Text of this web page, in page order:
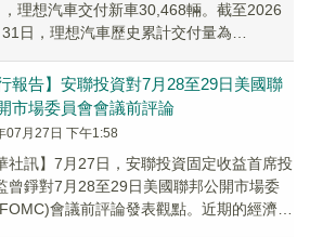
理想汽車交付新車30,468輛。截至2026
日，理想汽車歷史累計交付量為
行報告】安聯投資對7月28至29日美國聯
市場委員會會議前評論
07月27日 下午1:58
社訊】7月27日，安聯投資固定收益首席投
曾錚對7月28至29日美國聯邦公開市場委
會議前評論發表觀點。近期的經濟數